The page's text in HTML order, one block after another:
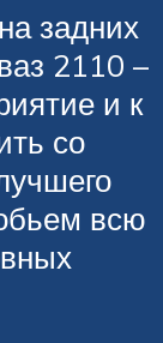
задних
2110 –
и к
со
всю